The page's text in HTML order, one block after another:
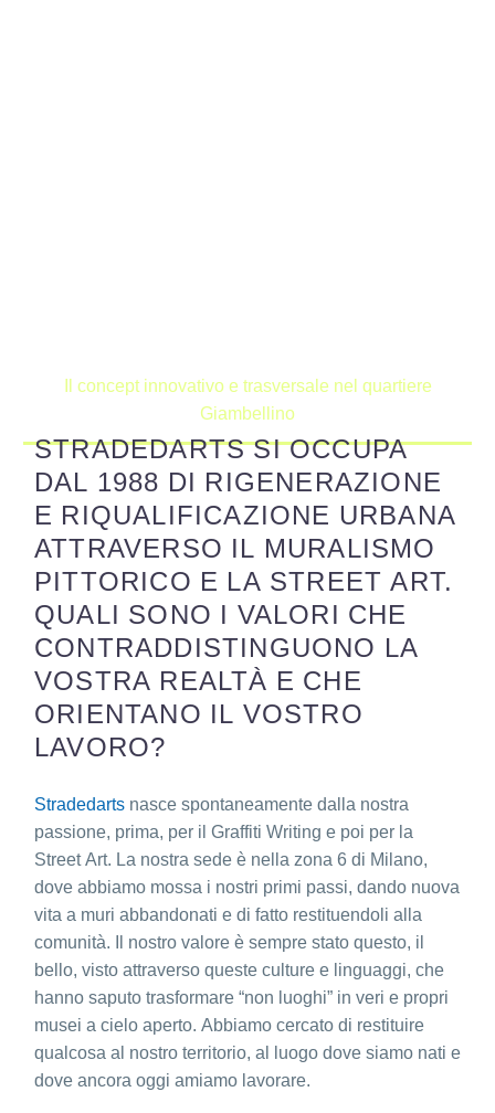
Il concept innovativo e trasversale nel quartiere
Giambellino
STRADEDARTS SI OCCUPA
DAL 1988 DI RIGENERAZIONE
E RIQUALIFICAZIONE URBANA
ATTRAVERSO IL MURALISMO
PITTORICO E LA STREET ART.
QUALI SONO I VALORI CHE
CONTRADDISTINGUONO LA
VOSTRA REALTÀ E CHE
ORIENTANO IL VOSTRO
LAVORO?
Stradedarts nasce spontaneamente dalla nostra
passione, prima, per il Graffiti Writing e poi per la
Street Art. La nostra sede è nella zona 6 di Milano,
dove abbiamo mossa i nostri primi passi, dando nuova
vita a muri abbandonati e di fatto restituendoli alla
comunità. Il nostro valore è sempre stato questo, il
bello, visto attraverso queste culture e linguaggi, che
hanno saputo trasformare “non luoghi” in veri e propri
musei a cielo aperto. Abbiamo cercato di restituire
qualcosa al nostro territorio, al luogo dove siamo nati e
dove ancora oggi amiamo lavorare.